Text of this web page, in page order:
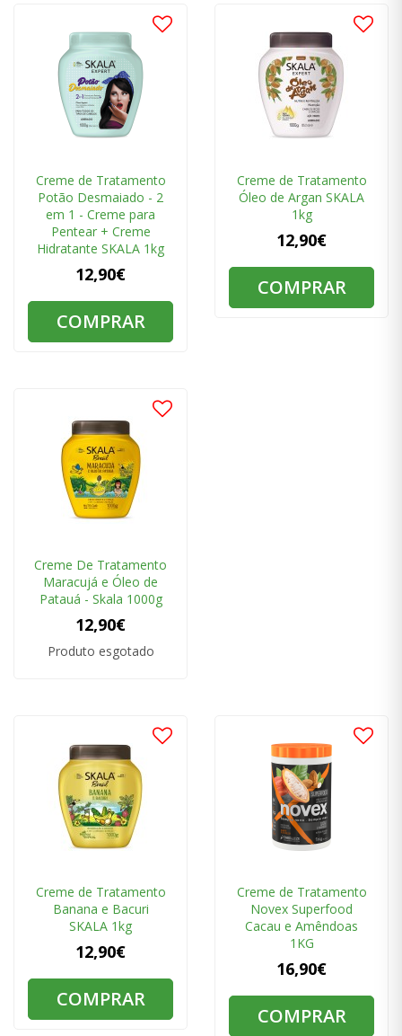
Creme de Tratamento
Potão Desmaiado - 2
em 1 - Creme para
Pentear + Creme
Hidratante SKALA 1kg
12,90€
COMPRAR
Creme de Tratamento
Óleo de Argan SKALA
1kg
12,90€
COMPRAR
Creme De Tratamento
Maracujá e Óleo de
Patauá - Skala 1000g
12,90€
Produto esgotado
Creme de Tratamento
Banana e Bacuri
SKALA 1kg
12,90€
COMPRAR
Creme de Tratamento
Novex Superfood
Cacau e Amêndoas
1KG
16,90€
COMPRAR